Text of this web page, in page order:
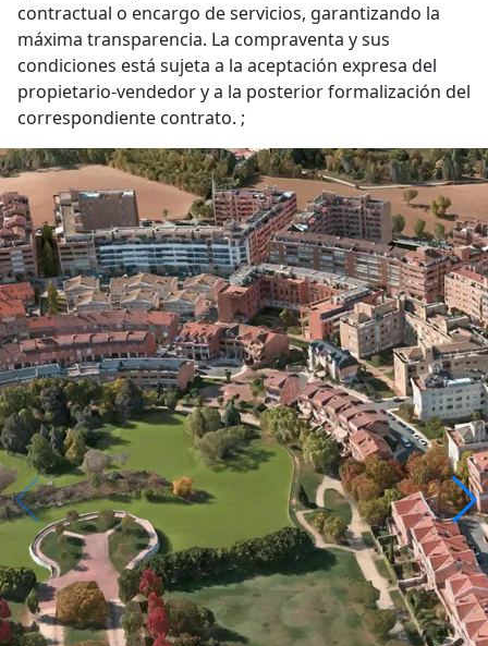
contractual o encargo de servicios, garantizando la
máxima transparencia. La compraventa y sus
condiciones está sujeta a la aceptación expresa del
propietario-vendedor y a la posterior formalización del
correspondiente contrato. ;